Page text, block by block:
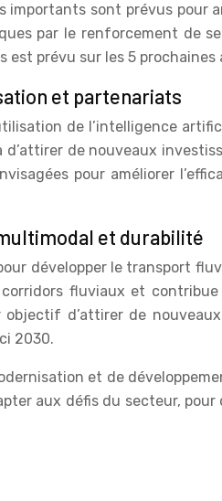
importants sont prévus
par le renforcement de
est prévu sur les 5 prochaines
et partenariats
de l’intelligence
de nouveaux
pour améliorer
et durabilité
développer le transport
fluviaux et
d’attirer de
2030.
et de
aux défis du secteur,